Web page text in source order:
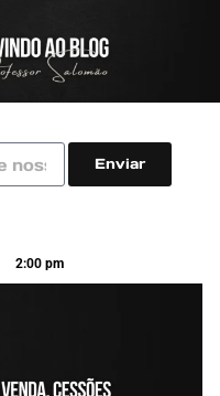
Enviar
2:00 pm